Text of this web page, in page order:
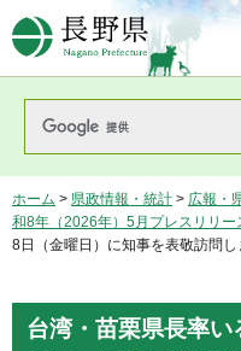
長野県
ホーム > 県政情報・統計 > 広報・
和8年（2026年）5月プレスリリー
8日（金曜日）に知事を表敬訪問し
台湾・苗栗県長率